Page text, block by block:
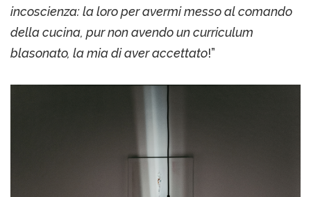
incoscienza: la loro per avermi messo al comando
della cucina, pur non avendo un curriculum
blasonato, la mia di aver accettato!”